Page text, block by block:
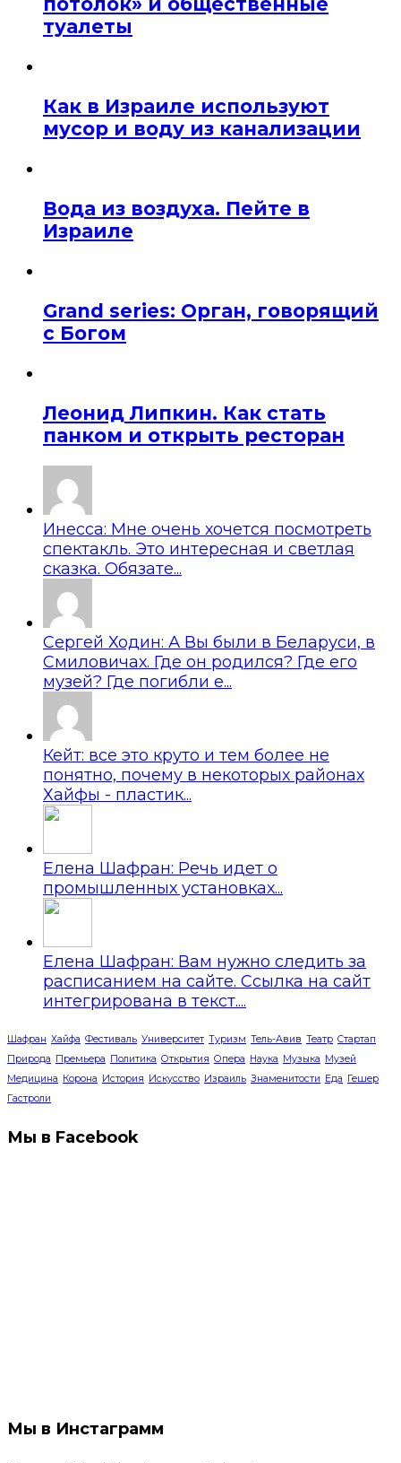
туалеты
Как в Израиле используют
мусор и воду из канализации
Вода из воздуха. Пейте в
Израиле
Grand series: Орган, говорящий
с Богом
Леонид Липкин. Как стать
панком и открыть ресторан
Инесса: Мне очень хочется посмотреть
спектакль. Это интересная и светлая
сказка. Обязате...
Сергей Ходин: А Вы были в Беларуси, в
Смиловичах. Где он родился? Где его
музей? Где погибли е...
Кейт: все это круто и тем более не
понятно, почему в некоторых районах
Хайфы - пластик...
Елена Шафран: Речь идет о
промышленных установках...
Елена Шафран: Вам нужно следить за
расписанием на сайте. Ссылка на сайт
интегрирована в текст....
Шафран Хайфа Фестиваль Университет Туризм Тель-Авив Театр Стартап
Природа Премьера Политика Открытия Опера Наука Музыка Музей
Медицина Корона История Искусство Израиль Знаменитости Еда Гешер
Гастроли
Мы в Facebook
Мы в Инстаграмм